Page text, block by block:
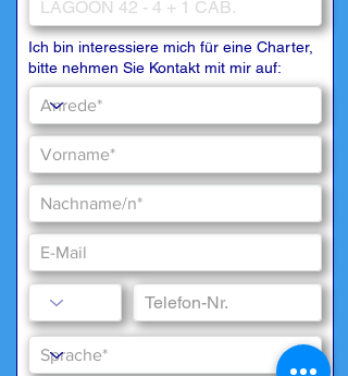
Ich bin interessiere mich für eine Charter,
bitte nehmen Sie Kontakt mit mir auf: